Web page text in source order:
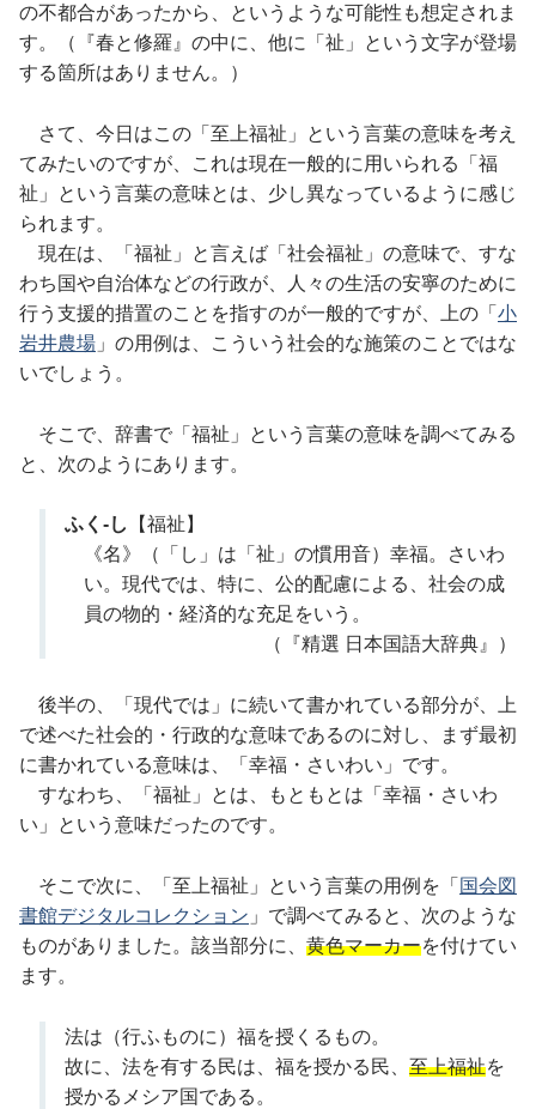
の不都合があったから、というような可能性も想定されま
す。（『春と修羅』の中に、他に「祉」という文字が登場
する箇所はありません。）
さて、今日はこの「至上福祉」という言葉の意味を考え
てみたいのですが、これは現在一般的に用いられる「福
祉」という言葉の意味とは、少し異なっているように感じ
られます。
現在は、「福祉」と言えば「社会福祉」の意味で、すな
わち国や自治体などの行政が、人々の生活の安寧のために
行う支援的措置のことを指すのが一般的ですが、上の「 小
岩井農場 」の用例は、こういう社会的な施策のことではな
いでしょう。
そこで、辞書で「福祉」という言葉の意味を調べてみる
と、次のようにあります。
ふく-し
【福祉】
《名》（「し」は「祉」の慣用音）幸福。さいわ
い。現代では、特に、公的配慮による、社会の成
員の物的・経済的な充足をいう。
（『精選 日本国語大辞典』）
後半の、「現代では」に続いて書かれている部分が、上
で述べた社会的・行政的な意味であるのに対し、まず最初
に書かれている意味は、「幸福・さいわい」です。
すなわち、「福祉」とは、もともとは「幸福・さいわ
い」という意味だったのです。
そこで次に、「至上福祉」という言葉の用例を「 国会図
書館デジタルコレクション 」で調べてみると、次のような
ものがありました。該当部分に、 黄色マーカーを付けてい
ます。
法は（行ふものに）福を授くるもの。
故に、法を有する民は、福を授かる民、至上福祉を
授かるメシア国である。